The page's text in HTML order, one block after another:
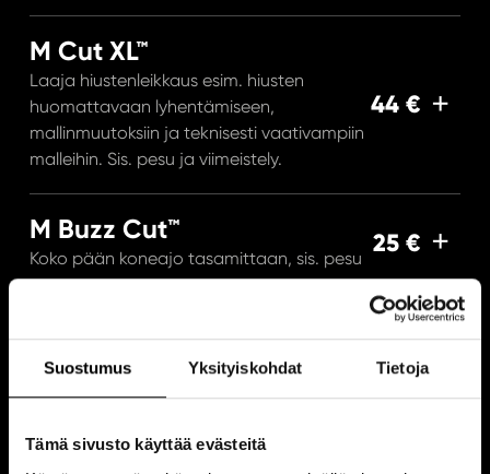
Suostumus Yksityiskohdat Tietoja
Tämä sivusto käyttää evästeitä
M Cut XL™
Laaja hiustenleikkaus esim. hiusten
huomattavaan lyhentämiseen,
mallinmuutoksiin ja teknisesti vaativampiin
malleihin. Sis. pesu ja viimeistely.
44 €
M Buzz Cut™
Koko pään koneajo tasamittaan, sis. pesu
25 €
Hiustenleikkaus ja pesu, alle 12v.
28 €
Hiustenleikkaus,pesu ja viimeistely. (ovh.
36 €